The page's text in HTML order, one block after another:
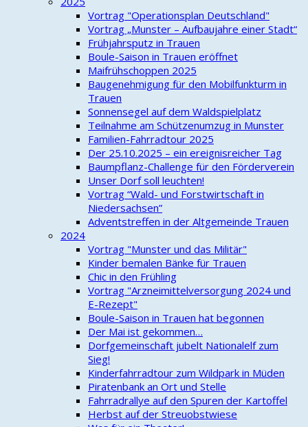
Vortrag "Operationsplan Deutschland"
Vortrag „Munster – Aufbaujahre einer Stadt“
Frühjahrsputz in Trauen
Boule-Saison in Trauen eröffnet
Maifrühschoppen 2025
Baugenehmigung für den Mobilfunkturm in
Trauen
Sonnensegel auf dem Waldspielplatz
Teilnahme am Schützenumzug in Munster
Familien-Fahrradtour 2025
Der 25.10.2025 – ein ereignisreicher Tag
Baumpflanz-Challenge für den Förderverein
Unser Dorf soll leuchten!
Vortrag “Wald- und Forstwirtschaft in
Niedersachsen”
Adventstreffen in der Altgemeinde Trauen
2024
Vortrag "Munster und das Militär"
Kinder bemalen Bänke für Trauen
Chic in den Frühling
Vortrag "Arzneimittelversorgung 2024 und
E-Rezept"
Boule-Saison in Trauen hat begonnen
Der Mai ist gekommen…
Dorfgemeinschaft jubelt Nationalelf zum
Sieg!
Kinderfahrradtour zum Wildpark in Müden
Piratenbank an Ort und Stelle
Fahrradrallye auf den Spuren der Kartoffel
Herbst auf der Streuobstwiese